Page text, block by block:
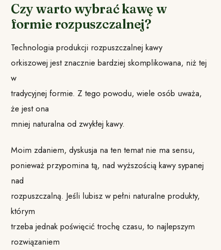
Czy warto wybrać kawę w
formie rozpuszczalnej?
Technologia produkcji rozpuszczalnej kawy
orkiszowej jest znacznie bardziej skomplikowana, niż tej
w
tradycyjnej formie. Z tego powodu, wiele osób uważa,
że jest ona
mniej naturalna od zwykłej kawy.
Moim zdaniem, dyskusja na ten temat nie ma sensu,
ponieważ przypomina tą, nad wyższością kawy sypanej
nad
rozpuszczalną. Jeśli lubisz w pełni naturalne produkty,
którym
trzeba jednak poświęcić trochę czasu, to najlepszym
rozwiązaniem